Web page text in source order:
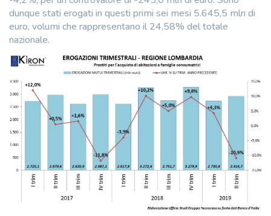
dunque stati erogati in questi primi sei mesi 5.645,5 mln di
euro, volumi che rappresentano il 24,58% del totale
nazionale.